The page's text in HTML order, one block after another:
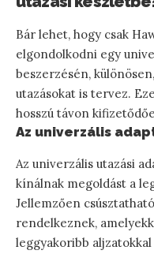
Bár lehet, hogy csak
elgondolkodni egy
beszerzésén,
utazásokat is tervez.
hosszú távon
Az univerzális
Az univerzális utazási
kínálnak megoldást a
Jellemzően
rendelkeznek,
leggyakoribb